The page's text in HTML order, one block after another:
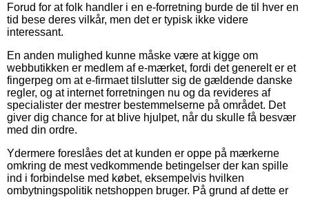
Forud for at folk handler i en e-forretning burde de til hver en
tid bese deres vilkår, men det er typisk ikke videre
interessant.
En anden mulighed kunne måske være at kigge om
webbutikken er medlem af e-mærket, fordi det generelt er et
fingerpeg om at e-firmaet tilslutter sig de gældende danske
regler, og at internet forretningen nu og da revideres af
specialister der mestrer bestemmelserne på området. Det
giver dig chance for at blive hjulpet, når du skulle få besvær
med din ordre.
Ydermere foreslåes det at kunden er oppe på mærkerne
omkring de mest vedkommende betingelser der kan spille
ind i forbindelse med købet, eksempelvis hvilken
ombytningspolitik netshoppen bruger. På grund af dette er